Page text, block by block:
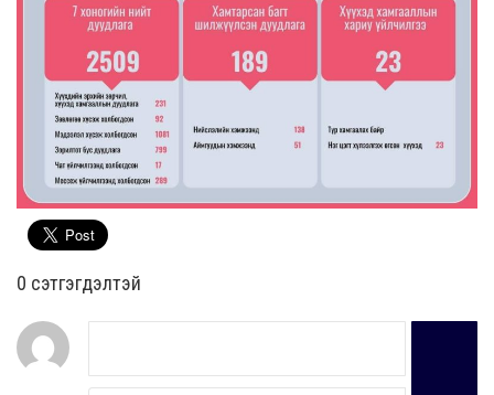
0 cэтгэгдэлтэй